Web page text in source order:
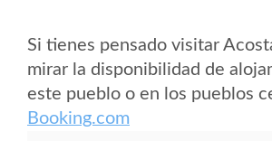
Si tienes pensado visitar
mirar la disponibilidad de
este pueblo o en los pueblos
Booking.com